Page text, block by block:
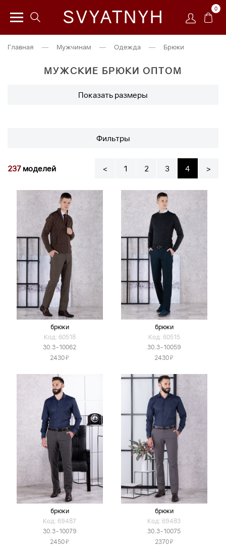
SVYATNYH 0
Главная — Мужчинам — Одежда — Брюки
МУЖСКИЕ БРЮКИ ОПТОМ
Показать размеры
Фильтры
237моделей < 1 2 3 4 >
брюки
Код: 60518
30.3-10062
2430Я
брюки
Код: 60515
30.3-10059
2430Я
брюки
Код: 69487
30.3-10079
2450Я
брюки
Код: 69483
30.3-10075
2370Я